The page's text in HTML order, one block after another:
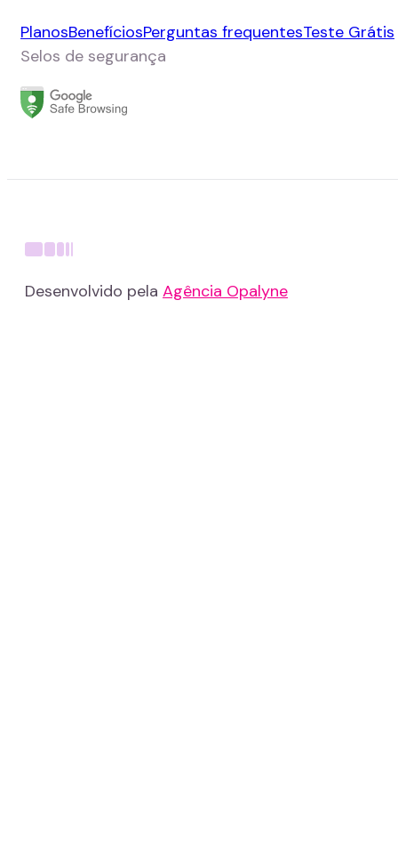
PlanosBenefíciosPerguntas frequentesTeste Grátis
Selos de segurança
Desenvolvido pela Agência Opalyne